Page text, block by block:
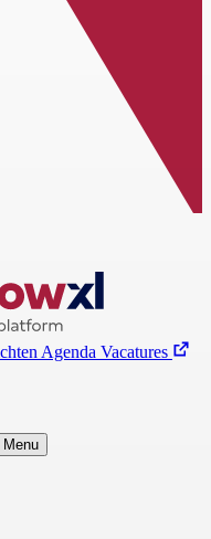
Agenda Vacatures
Menu